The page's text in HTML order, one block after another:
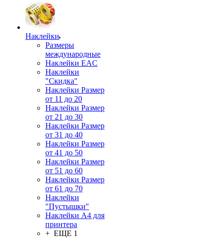
Наклейки
Размеры
международные
Наклейки EAC
Наклейки
"Скидка"
Наклейки Размер
от 11 до 20
Наклейки Размер
от 21 до 30
Наклейки Размер
от 31 до 40
Наклейки Размер
от 41 до 50
Наклейки Размер
от 51 до 60
Наклейки Размер
от 61 до 70
Наклейки
"Пустышки"
Наклейки А4 для
принтера
+ ЕЩЕ 1